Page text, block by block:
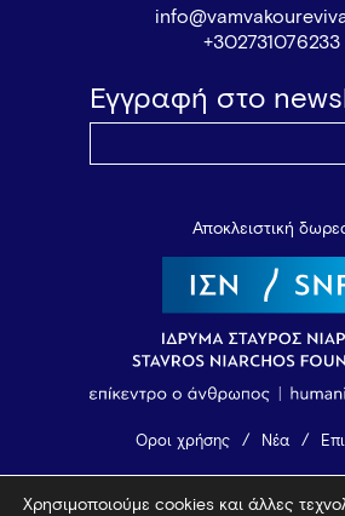
+302731076233
Εγγραφή στο
Αποκλειστική
Όροι χρήσης Νέα
Χρησιμοποιούμε cookies και άλλες